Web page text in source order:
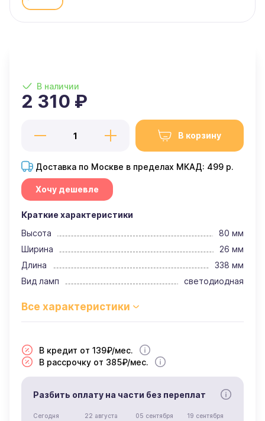
В наличии
2 310 ₽
В корзину
Доставка по Москве в пределах МКАД: 499 р.
Хочу дешевле
Краткие характеристики
Высота
80 мм
Ширина
26 мм
Длина
338 мм
Вид ламп
светодиодная
В кредит от 139₽/мес.
В рассрочку от 385₽/мес.
Разбить оплату на части без переплат
Сегодня 22 августа 05 сентября 19 сентября